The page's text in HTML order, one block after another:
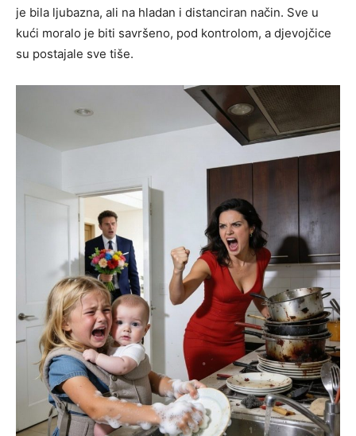
je bila ljubazna, ali na hladan i distanciran način. Sve u
kući moralo je biti savršeno, pod kontrolom, a djevojčice
su postajale sve tiše.